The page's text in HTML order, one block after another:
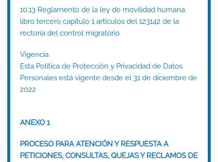
10.13 Reglamento de la ley de movilidad humana
libro tercero capítulo 1 artículos del 123142 de la
rectoría del control migratorio
Vigencia
Esta Política de Protección y Privacidad de Datos
Personales está vigente desde el 31 de diciembre de
2022
ANEXO 1
PROCESO PARA ATENCIÓN Y RESPUESTA A
PETICIONES, CONSULTAS, QUEJAS Y RECLAMOS DE